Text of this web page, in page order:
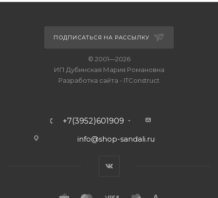
ПОДПИСАТЬСЯ НА РАССЫЛКУ
© 2001—2026
ИП Дубинская Мария Романовна
Разработка сайта - ITConstruct
+7(3952)601909
info@shop-sandali.ru